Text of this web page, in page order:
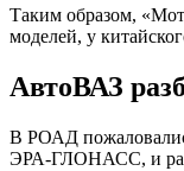
Таким образом,
моделей, у
АвтоВАЗ
В РОАД
ЭРА-ГЛОНАСС, и